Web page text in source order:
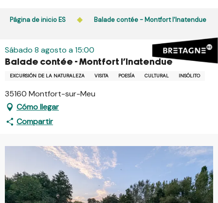
Página de inicio ES Balade contée - Montfort l'Inatendue
Sábado 8 agosto a 15:00
Balade contée - Montfort l'Inatendue
EXCURSIÓN DE LA NATURALEZA VISITA POESÍA CULTURAL INSÓLITO
35160 Montfort-sur-Meu
Cómo llegar
Compartir